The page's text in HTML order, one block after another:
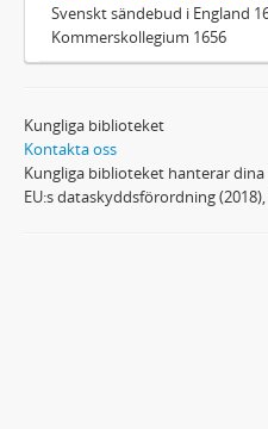
Svenskt sändebud i England
Kommerskollegium 1656
Kungliga biblioteket
Kontakta oss
Kungliga biblioteket hanterar
EU:s dataskyddsförordning (2018),